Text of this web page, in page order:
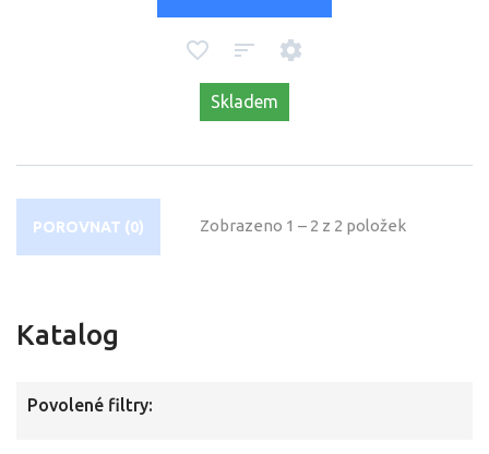
Skladem
POROVNAT (0) Zobrazeno 1 – 2 z 2 položek
Katalog
Povolené filtry: